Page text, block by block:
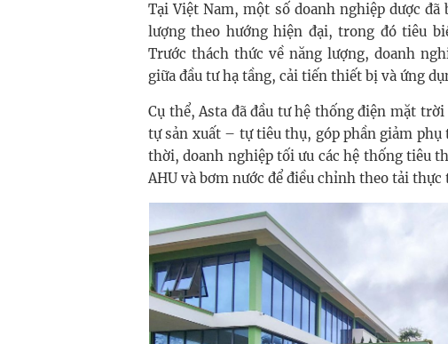
Tại Việt Nam, một số doanh nghiệp dược
lượng theo hướng hiện đại, trong đó tiêu
Trước thách thức về năng lượng, doanh
giữa đầu tư hạ tầng, cải tiến thiết bị và ứng
Cụ thể, Asta đã đầu tư hệ thống điện mặt
tự sản xuất – tự tiêu thụ, góp phần giảm
thời, doanh nghiệp tối ưu các hệ thống tiêu
AHU và bơm nước để điều chỉnh theo tải thực